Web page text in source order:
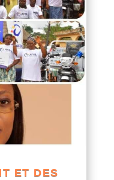
ET DES